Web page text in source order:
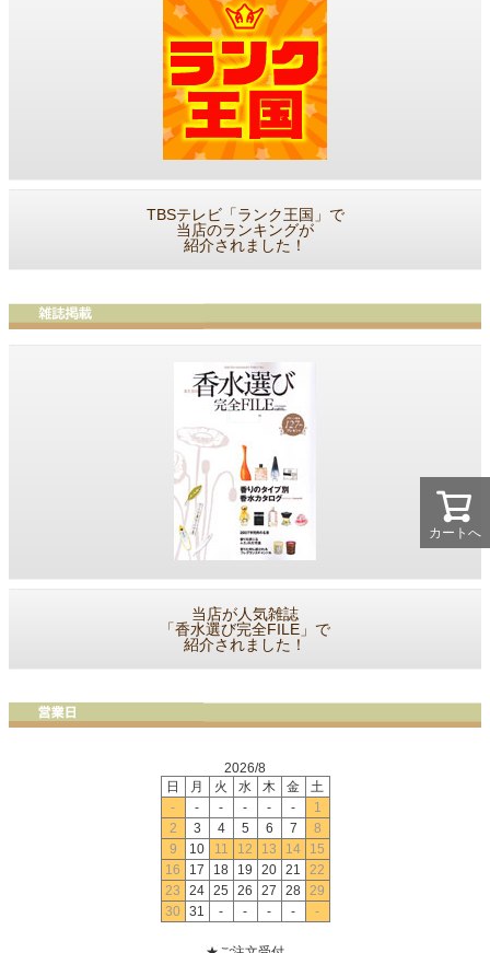
カートへ
TBSテレビ「ランク王国」で
当店のランキングが
紹介されました！
当店が人気雑誌
「香水選び完全FILE」で
紹介されました！
2026/8
日
月 火 水 木 金
土
-
- - - - -
1
2
3 4 5 6 7
8
9
10 11 12 13 14
15
16
17 18 19 20 21
22
23
24 25 26 27 28 29
30
31 - - - - -